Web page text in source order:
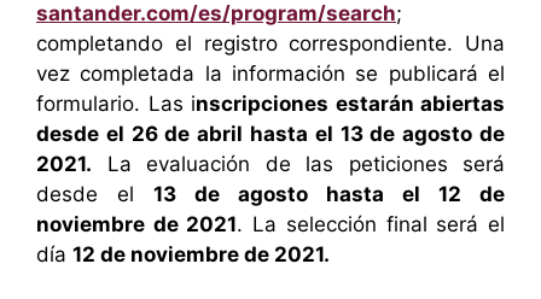
santander.com/es/program/search;
completando el registro correspondiente. Una
vez completada la información se publicará el
formulario. Las inscripciones estarán abiertas
desde el 26 de abril hasta el 13 de agosto de
2021. La evaluación de las peticiones será
desde el 13 de agosto hasta el 12 de
noviembre de 2021. La selección final será el
día 12 de noviembre de 2021.